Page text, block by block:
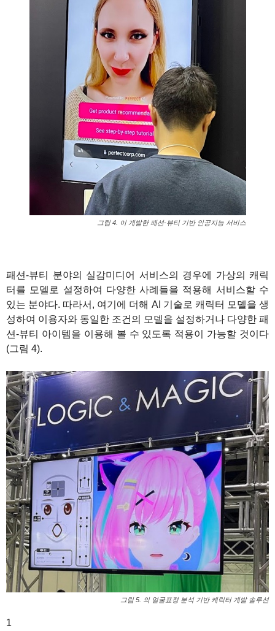
그림 4. 이 개발한 패션-뷰티 기반 인공지능 서비스
패션-뷰티 분야의 실감미디어 서비스의 경우에 가상의 캐릭
터를 모델로 설정하여 다양한 사례들을 적용해 서비스할 수
있는 분야다. 따라서, 여기에 더해 AI 기술로 캐릭터 모델을 생
성하여 이용자와 동일한 조건의 모델을 설정하거나 다양한 패
션-뷰티 아이템을 이용해 볼 수 있도록 적용이 가능할 것이다
(그림 4).
그림 5. 의 얼굴표정 분석 기반 캐릭터 개발 솔루션
1